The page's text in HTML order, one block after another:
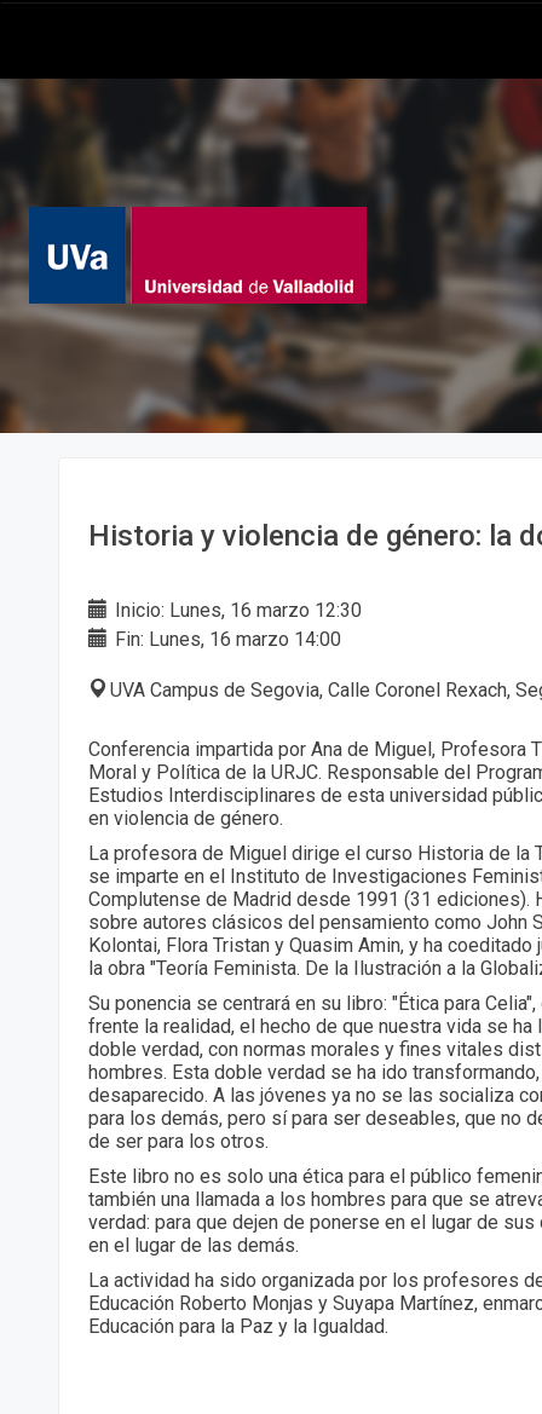
Historia y violencia de género: la
Inicio: Lunes, 16 marzo 12:30
Fin: Lunes, 16 marzo 14:00
UVA Campus de Segovia, Calle Coronel Rexach,
Conferencia impartida por Ana de Miguel, Profesora
Moral y Política de la URJC. Responsable del
Estudios Interdisciplinares de esta universidad
en violencia de género.
La profesora de Miguel dirige el curso Historia de la
se imparte en el Instituto de Investigaciones
Complutense de Madrid desde 1991 (31 ediciones).
sobre autores clásicos del pensamiento como John
Kolontai, Flora Tristan y Quasim Amin, y ha
la obra "Teoría Feminista. De la Ilustración a la
Su ponencia se centrará en su libro: "Ética para
frente la realidad, el hecho de que nuestra vida se ha
doble verdad, con normas morales y fines vitales
hombres. Esta doble verdad se ha ido
desaparecido. A las jóvenes ya no se las socializa
para los demás, pero sí para ser deseables, que no
de ser para los otros.
Este libro no es solo una ética para el público
también una llamada a los hombres para que se
verdad: para que dejen de ponerse en el lugar de
en el lugar de las demás.
La actividad ha sido organizada por los profesores
Educación Roberto Monjas y Suyapa Martínez,
Educación para la Paz y la Igualdad.